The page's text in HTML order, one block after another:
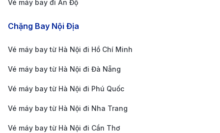
11 MYR (khoảng 35,000 - 65,000 VND). Chuyến
đầu tiên lúc khoảng 4:45 sáng và kết thúc vào
chế.
Taxi:Lựa chọn tối ưu cho nhóm hành khách từ 3-
4 người trở lên, hành lý nhiều với mong muốn di
chuyển nhanh chóng và riêng tư. Thời gian di
Vé máy bay đi Ấn Độ
Chặng Bay Nội Địa
Vé máy bay từ Hà Nội đi Hồ Chí Minh
Vé máy bay từ Hà Nội đi Đà Nẵng
Vé máy bay từ Hà Nội đi Phú Quốc
Vé máy bay từ Hà Nội đi Nha Trang
Vé máy bay từ Hà Nội đi Cần Thơ